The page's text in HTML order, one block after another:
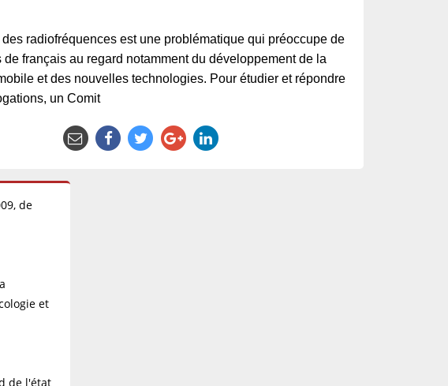
des radiofréquences est une problématique qui préoccupe de
de français au regard notamment du développement de la
et des nouvelles technologies. Pour étudier et répondre
un Comit
de
et
de l'état